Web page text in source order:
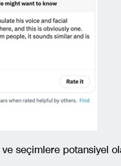
ve seçimlere potansiyel